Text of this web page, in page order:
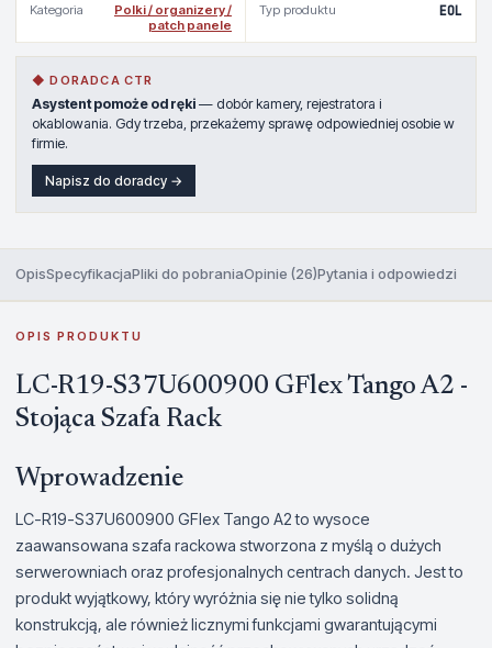
Kategoria
Polki / organizery /
patch panele
Typ produktu EOL
◆ DORADCA CTR
Asystent pomoże od ręki — dobór kamery, rejestratora i
okablowania. Gdy trzeba, przekażemy sprawę odpowiedniej osobie w
firmie.
Napisz do doradcy →
OpisSpecyfikacjaPliki do pobraniaOpinie (26)Pytania i odpowiedzi
OPIS PRODUKTU
LC-R19-S37U600900 GFlex Tango A2 -
Stojąca Szafa Rack
Wprowadzenie
LC-R19-S37U600900 GFlex Tango A2 to wysoce
zaawansowana szafa rackowa stworzona z myślą o dużych
serwerowniach oraz profesjonalnych centrach danych. Jest to
produkt wyjątkowy, który wyróżnia się nie tylko solidną
konstrukcją, ale również licznymi funkcjami gwarantującymi